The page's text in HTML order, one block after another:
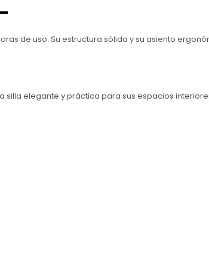
de uso. Su estructura sólida y su asiento
elegante y práctica para sus espacios